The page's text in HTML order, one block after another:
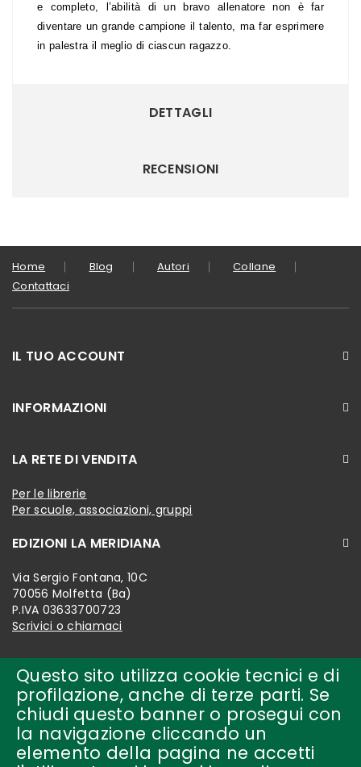
Questo sito utilizza cookie tecnici e di
profilazione, anche di terze parti. Se
chiudi questo banner o prosegui con
la navigazione cliccando un
elemento della pagina ne accetti
e completo, l’abilità di un bravo allenatore non è far
diventare un grande campione il talento, ma far esprimere
in palestra il meglio di ciascun ragazzo.
DETTAGLI
RECENSIONI
Home Blog Autori
Collane
Contattaci
IL TUO ACCOUNT
INFORMAZIONI
LA RETE DI VENDITA
Per le librerie
Per scuole, associazioni, gruppi
EDIZIONI LA MERIDIANA
Via Sergio Fontana, 10C
70056 Molfetta (Ba)
P.IVA 03633700723
Scrivici o chiamaci